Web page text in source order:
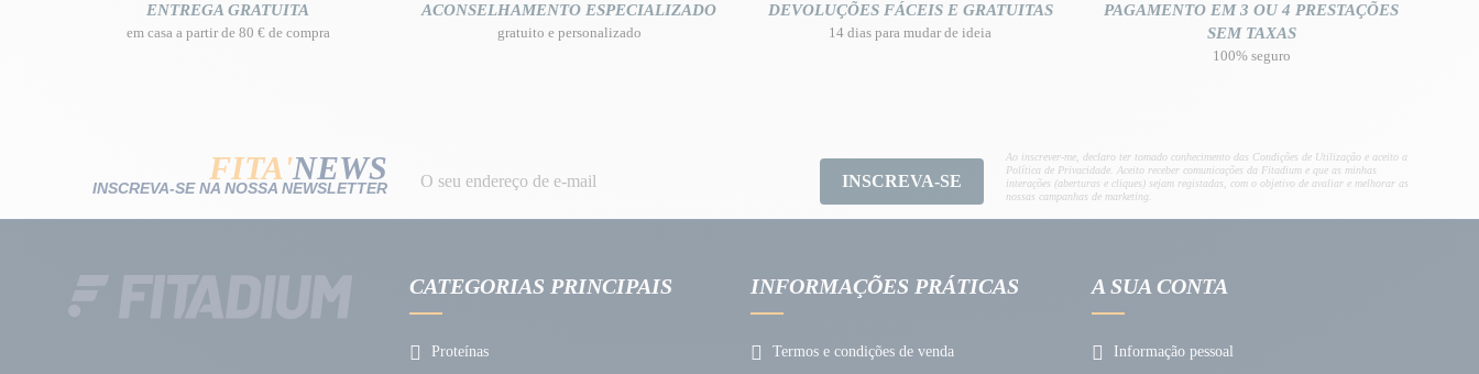
ENTREGA GRATUITA
em casa a partir de 80 € de compra
ACONSELHAMENTO ESPECIALIZADO
gratuito e personalizado
DEVOLUÇÕES FÁCEIS E GRATUITAS
14 dias para mudar de ideia
PAGAMENTO EM 3 OU 4 PRESTAÇÕES
SEM TAXAS
100% seguro
FITA'NEWS
INSCREVA-SE NA NOSSA NEWSLETTER INSCREVA-SE
Ao inscrever-me, declaro ter tomado conhecimento das Condições de Utilização e aceito a
Política de Privacidade. Aceito receber comunicações da Fitadium e que as minhas
interações (aberturas e cliques) sejam registadas, com o objetivo de avaliar e melhorar as
nossas campanhas de marketing.
CATEGORIAS PRINCIPAIS
Proteínas
INFORMAÇÕES PRÁTICAS
Termos e condições de venda
A SUA CONTA
Informação pessoal